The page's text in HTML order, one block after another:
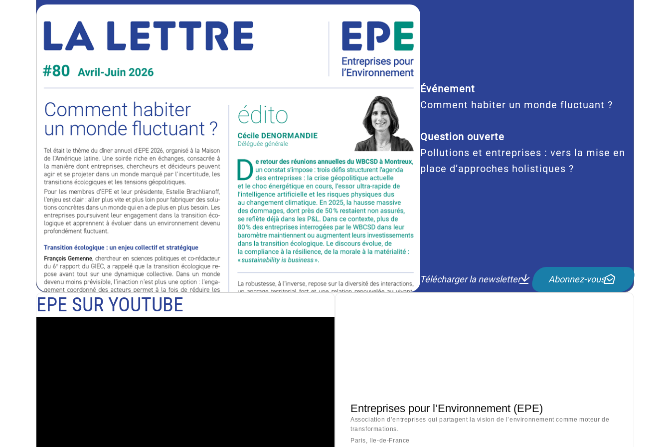
Événement
Comment habiter un monde fluctuant ?
Question ouverte
Pollutions et entreprises : vers la mise en
place d’approches holistiques ?
Télécharger la newsletter Abonnez-vous
EPE SUR YOUTUBE
Entreprises pour l’Environnement (EPE)
Association d’entreprises qui partagent la vision de l’environnement comme moteur de
transformations.
Paris, Ile-de-France